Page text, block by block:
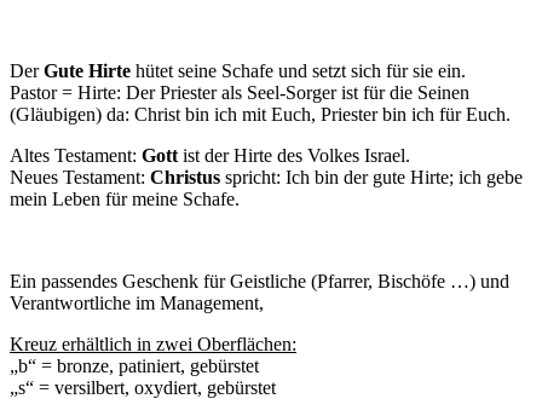
DerGute Hirte hütet seine Schafe und setzt sich für sie ein.
Pastor = Hirte: Der Priester als Seel-Sorger ist für die Seinen
(Gläubigen) da: Christ bin ich mit Euch, Priester bin ich für Euch.
Altes Testament: Gott ist der Hirte des Volkes Israel.
Neues Testament: Christus spricht: Ich bin der gute Hirte; ich gebe
mein Leben für meine Schafe.
Ein passendes Geschenk für Geistliche (Pfarrer, Bischöfe …) und
Verantwortliche im Management,
Kreuz erhältlich in zwei Oberflächen:
„b“ = bronze, patiniert, gebürstet
„s“ = versilbert, oxydiert, gebürstet